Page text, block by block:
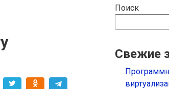
Поиск
Свежие